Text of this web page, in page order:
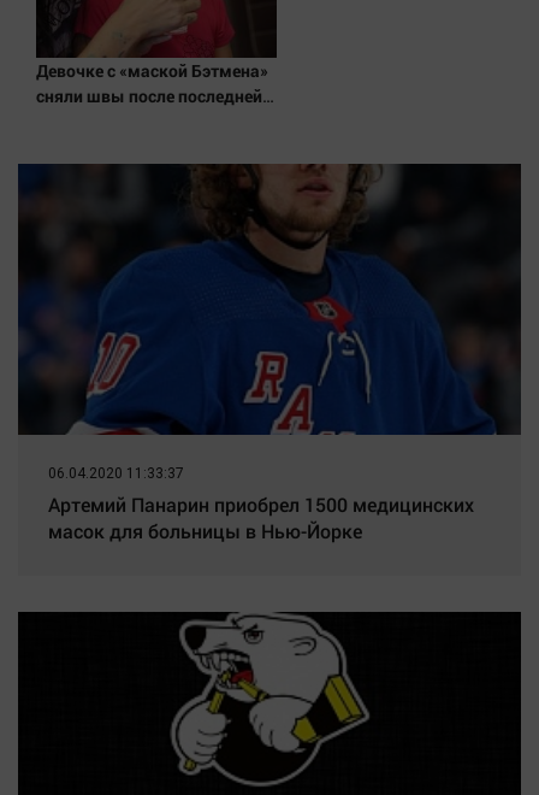
Девочке с «маской Бэтмена»
сняли швы после последней
06.04.2020 11:33:37
Артемий Панарин приобрел 1500 медицинских
масок для больницы в Нью-Йорке